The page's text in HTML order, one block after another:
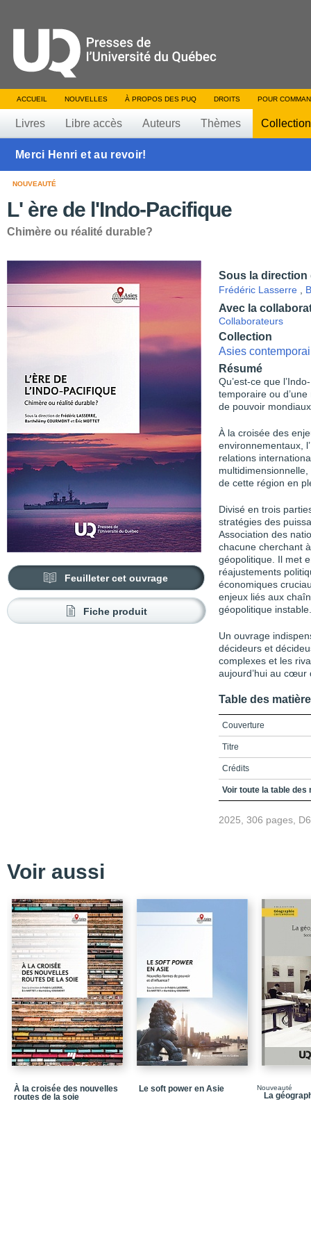
ACCUEIL NOUVELLES À PROPOS DES PUQ DROITS POUR
Livres Libre accès Auteurs Thèmes
Merci Henri et au revoir!
NOUVEAUTÉ
L' ère de l'Indo-Pacifique
Chimère ou réalité durable?
Feuilleter cet ouvrage
Fiche produit
Sous la direction
Frédéric Lasserre
Avec la
Collaborateurs
Collection
Asies
Résumé
Qu’est-ce que
temporaire ou
de pouvoir
À la croisée des
environnementaux,
relations
de cette région en
Divisé en trois
stratégies des
Association des
chacune cherchant
géopolitique. Il met
réajustements
économiques
enjeux liés aux
géopolitique instable.
Un ouvrage
décideurs et
complexes et les
aujourd’hui au cœur
Table des
Couverture
Titre
Crédits
Table des matières
Partie 1 / Regards
Chapitre 1 / Le
Chapitre 3 /
Chapitre 4 / Inde :
Chapitre 5 / Le
Chapitre 6 / La Chine
Chapitre 7 / L’Indo-
Chapitre 8 / Vaincre
Voir toute la table des
2025, 306 pages,
Voir aussi
À la croisée des nouvelles
routes de la soie
Le soft power en Asie Nouveauté
La